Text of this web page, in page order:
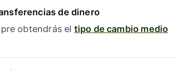
de dinero
obtendrás el tipo de cambio medio